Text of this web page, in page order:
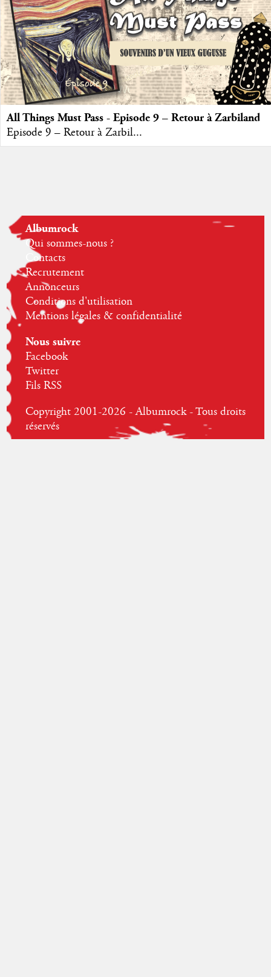
All Things Must Pass - Episode 9 – Retour à Zarbiland
Episode 9 – Retour à Zarbil...
Albumrock
Qui sommes-nous ?
Contacts
Recrutement
Annonceurs
Conditions d'utilisation
Mentions légales & confidentialité
Nous suivre
Facebook
Twitter
Fils RSS
Copyright 2001-2026 - Albumrock - Tous droits
réservés